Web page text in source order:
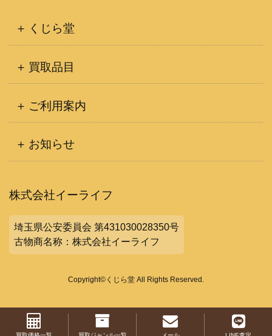
くじら堂
買取品目
ご利用案内
お知らせ
株式会社イーライフ
埼玉県公安委員会 第431030028350号
古物商名称：株式会社イーライフ
Copyright©くじら堂 All Rights Reserved.